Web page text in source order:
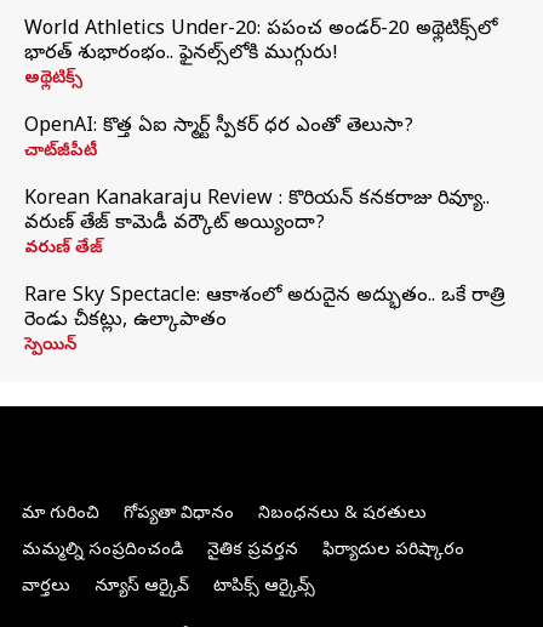
World Athletics Under-20: ప్రపంచ అండర్-20 అథ్లెటిక్స్‌లో
భారత్‌ శుభారంభం.. ఫైనల్స్‌లోకి ముగ్గురు!
అథ్లెటిక్స్
OpenAI: కొత్త ఏఐ స్మార్ట్ స్పీకర్ ధర ఎంతో తెలుసా?
చాట్‌జీపీటీ
Korean Kanakaraju Review : కొరియన్ కనకరాజు రివ్యూ..
వరుణ్ తేజ్ కామెడీ వర్కౌట్ అయ్యిందా?
వరుణ్ తేజ్
Rare Sky Spectacle: ఆకాశంలో అరుదైన అద్భుతం.. ఒకే రాత్రి
రెండు చీకట్లు, ఉల్కాపాతం
స్పెయిన్
మా గురించి గోప్యతా విధానం
నిబంధనలు & షరతులు
మమ్మల్ని సంప్రదించండి
నైతిక ప్రవర్తన
ఫిర్యాదుల పరిష్కారం
వార్తలు
న్యూస్ ఆర్కైవ్ టాపిక్స్ ఆర్కైవ్స్